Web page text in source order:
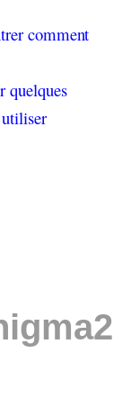
comment
quelques